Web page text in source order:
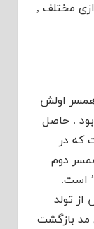
مختلف ,
اولش
بود . حاصل
که در
. همسر دوم
است.
تولد
مد بازگشت